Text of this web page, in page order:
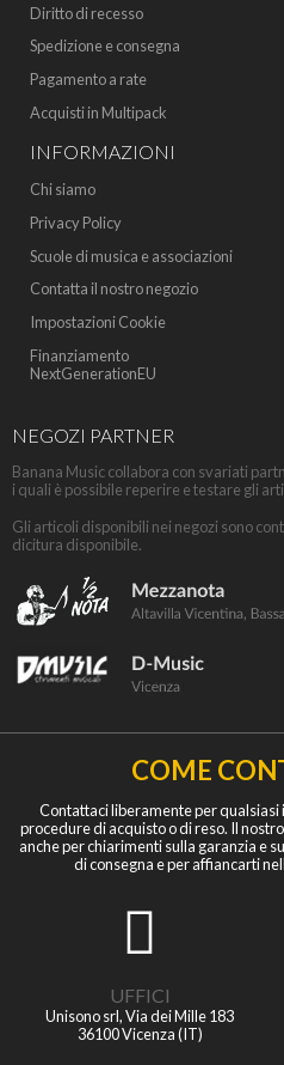
Diritto di recesso
Spedizione e consegna
Pagamento a rate
Acquisti in Multipack
INFORMAZIONI
Chi siamo
Privacy Policy
Scuole di musica e associazioni
Contatta il nostro negozio
Impostazioni Cookie
Finanziamento
NextGenerationEU
NEGOZI PARTNER
Banana Music collabora con svariati
i quali è possibile reperire e testare gli
Gli articoli disponibili nei negozi sono
dicitura disponibile.
COME
Contattaci liberamente per
procedure di acquisto o di reso. Il
anche per chiarimenti sulla garanzia e
di consegna e per affiancarti
UFFICI
Unisono srl, Via dei Mille 183
36100 Vicenza (IT)